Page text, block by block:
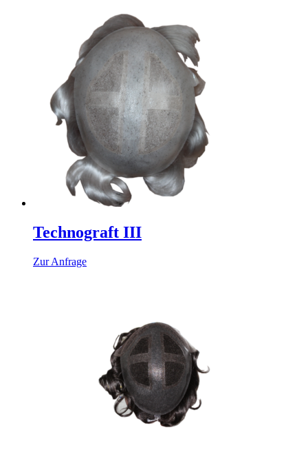
Technograft III
Zur Anfrage